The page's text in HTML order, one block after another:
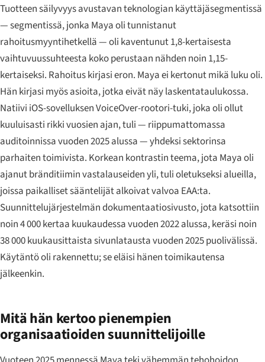
Tuotteen säilyvyys avustavan teknologian käyttäjäsegmentissä
— segmentissä, jonka Maya oli tunnistanut
rahoitusmyyntihetkellä — oli kaventunut 1,8-kertaisesta
vaihtuvuussuhteesta koko perustaan nähden noin 1,15-
kertaiseksi. Rahoitus kirjasi eron. Maya ei kertonut mikä luku oli.
Hän kirjasi myös asioita, jotka eivät näy laskentataulukossa.
Natiivi iOS-sovelluksen VoiceOver-rootori-tuki, joka oli ollut
kuuluisasti rikki vuosien ajan, tuli — riippumattomassa
auditoinnissa vuoden 2025 alussa — yhdeksi sektorinsa
parhaiten toimivista. Korkean kontrastin teema, jota Maya oli
ajanut bränditiimin vastalauseiden yli, tuli oletukseksi alueilla,
joissa paikalliset sääntelijät alkoivat valvoa EAA:ta.
Suunnittelujärjestelmän dokumentaatiosivusto, jota katsottiin
noin 4 000 kertaa kuukaudessa vuoden 2022 alussa, keräsi noin
38 000 kuukausittaista sivunlatausta vuoden 2025 puolivälissä.
Käytäntö oli rakennettu; se eläisi hänen toimikautensa
jälkeenkin.
Mitä hän kertoo pienempien
organisaatioiden suunnittelijoille